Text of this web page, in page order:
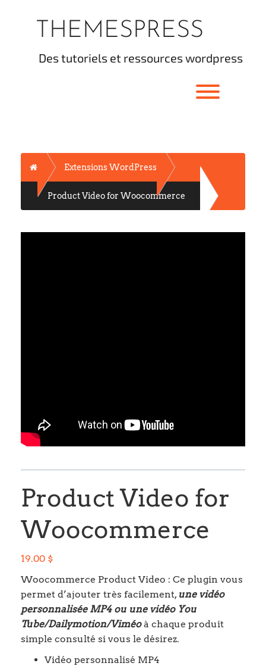
THEMESPRESS
des tutoriels et ressources wordpress
Home Extensions WordPress
Product Video for Woocommerce
Product Video for
Woocommerce
19.00 $
Woocommerce Product Video : Ce plugin vous
permet d’ajouter très facilement, une vidéo
personnalisée MP4 ou une vidéo You
Tube/Dailymotion/Viméoà chaque produit
simple consulté si vous le désirez.
Vidéo personnalisé MP4